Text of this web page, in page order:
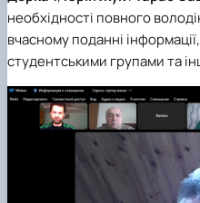
необхідності повного
вчасному поданні
студентськими групами та